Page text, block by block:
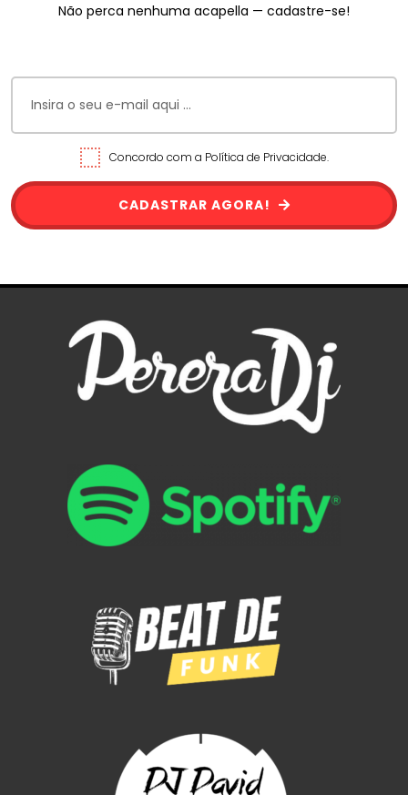
Não perca nenhuma acapella — cadastre-se!
Concordo com a Política de Privacidade.
CADASTRAR AGORA!